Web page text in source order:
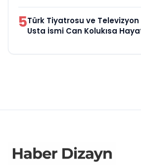
5Türk Tiyatrosu ve Televizyon
Usta İsmi Can Kolukısa